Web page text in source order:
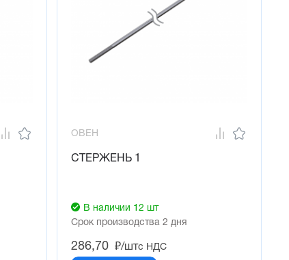
ОВЕН
СТЕРЖЕНЬ 1
В наличии 12 шт
Срок производства 2 дня
286,70 ₽/штс НДС